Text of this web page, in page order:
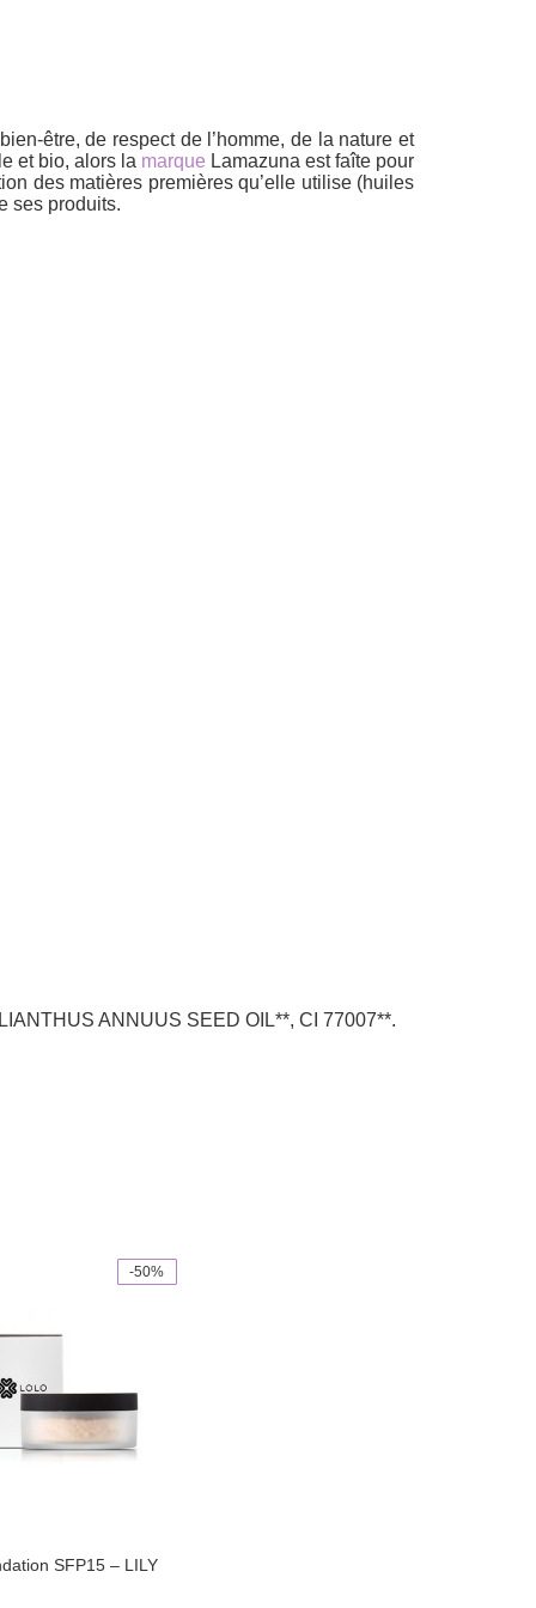
être, de respect de l’homme, de la nature et
et bio, alors la marque Lamazuna est faîte pour
des matières premières qu’elle utilise (huiles
ses produits.
ANNUUS SEED OIL**, CI 77007**.
-50%
SFP15 – LILY